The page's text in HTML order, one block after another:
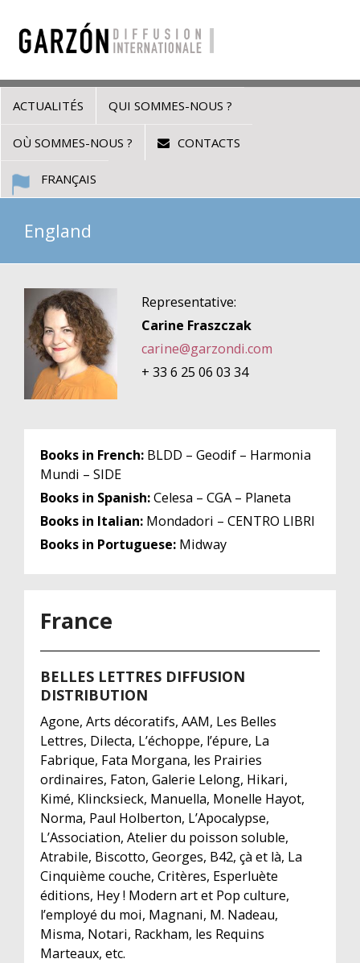
ACTUALITÉS QUI SOMMES-NOUS ?
OÙ SOMMES-NOUS ? CONTACTS
FRANÇAIS
England
Representative:
Carine Fraszczak
carine@garzondi.com
+ 33 6 25 06 03 34
Books in French: BLDD – Geodif – Harmonia
Mundi – SIDE
Books in Spanish:Celesa – CGA – Planeta
Books in Italian: Mondadori – CENTRO LIBRI
Books in Portuguese: Midway
France
BELLES LETTRES DIFFUSION
DISTRIBUTION
Agone, Arts décoratifs, AAM, Les Belles
Lettres, Dilecta, L’échoppe, l’épure, La
Fabrique, Fata Morgana, les Prairies
ordinaires, Faton, Galerie Lelong, Hikari,
Kimé, Klincksieck, Manuella, Monelle Hayot,
Norma, Paul Holberton, L’Apocalypse,
L’Association, Atelier du poisson soluble,
Atrabile, Biscotto, Georges, B42, çà et là, La
Cinquième couche, Critères, Esperluète
éditions, Hey ! Modern art et Pop culture,
l’employé du moi, Magnani, M. Nadeau,
Misma, Notari, Rackham, les Requins
Marteaux, etc.